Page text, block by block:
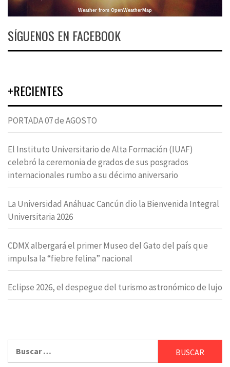
Weather from OpenWeatherMap
SÍGUENOS EN FACEBOOK
+RECIENTES
PORTADA 07 de AGOSTO
El Instituto Universitario de Alta Formación (IUAF)
celebró la ceremonia de grados de sus posgrados
internacionales rumbo a su décimo aniversario
La Universidad Anáhuac Cancún dio la Bienvenida Integral
Universitaria 2026
CDMX albergará el primer Museo del Gato del país que
impulsa la “fiebre felina” nacional
Eclipse 2026, el despegue del turismo astronómico de lujo